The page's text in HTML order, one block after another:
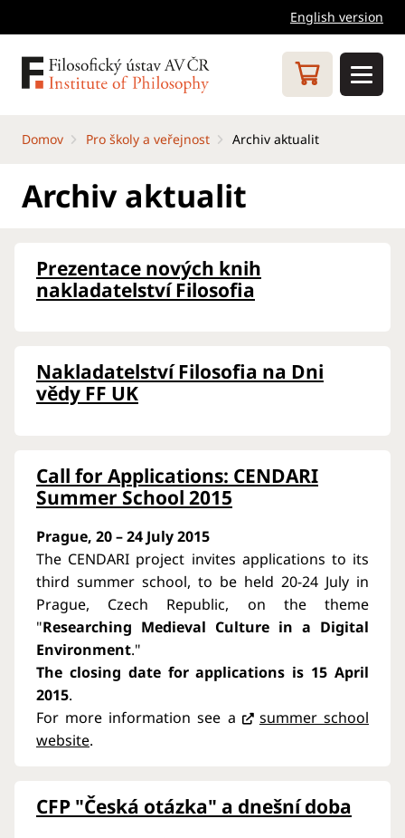
English version
Domov Pro školy a veřejnost Archiv aktualit
Archiv aktualit
Prezentace nových knih
nakladatelství Filosofia
Nakladatelství Filosofia na Dni
vědy FF UK
Call for Applications: CENDARI
Summer School 2015
Prague, 20 – 24 July 2015
The CENDARI project invites applications to its
third summer school, to be held 20-24 July in
Prague, Czech Republic, on the theme
"Researching Medieval Culture in a Digital
Environment."
The closing date for applications is 15 April
2015.
For more information see a
summer school
website.
CFP "Česká otázka" a dnešní doba